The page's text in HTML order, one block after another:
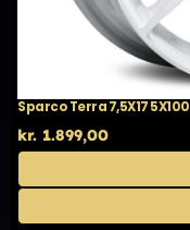
Sparco Terra 7,5X17 5X100
kr. 1.899,00